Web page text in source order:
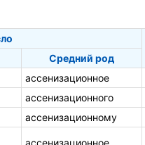
Средний род
ассенизационное
ассенизационного
ассенизационному